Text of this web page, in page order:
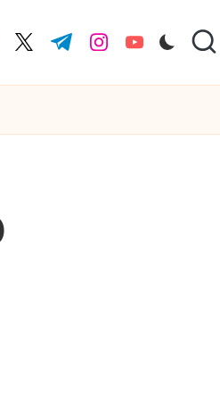
twitter.com
t.me instagram.com
youtube.com